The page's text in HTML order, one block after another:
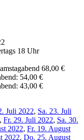
18 Uhr
68,00 €
54,00 €
43,00 €
Juli 2022, Sa. 23. Juli
, Fr. 29. Juli 2022, Sa. 30.
2022, Fr. 19. August
2022, Do. 25. August